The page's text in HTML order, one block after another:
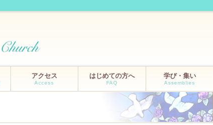
アクセス
Access
はじめての方へ
FAQ
学び・集い
Assemblies